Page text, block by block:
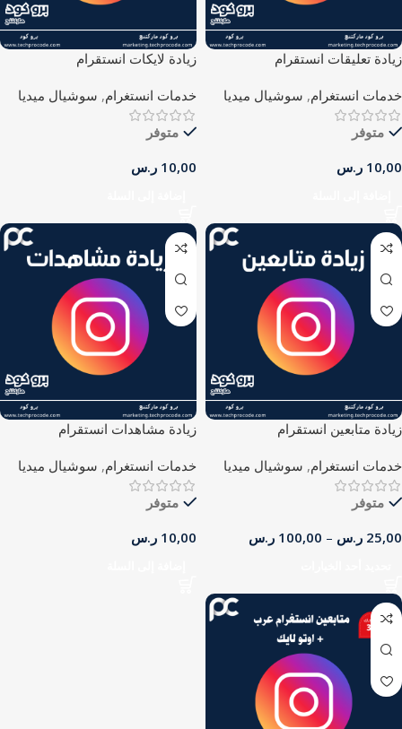
زيادة تعليقات انستقرام
خدمات انستغرام, سوشيال ميديا
متوفر
10,00 ر.س
زيادة لايكات انستقرام
خدمات انستغرام, سوشيال ميديا
متوفر
10,00 ر.س
زيادة متابعين انستقرام
خدمات انستغرام, سوشيال ميديا
متوفر
25,00 ر.س –
100,00 ر.س
زيادة مشاهدات انستقرام
خدمات انستغرام, سوشيال ميديا
متوفر
10,00 ر.س